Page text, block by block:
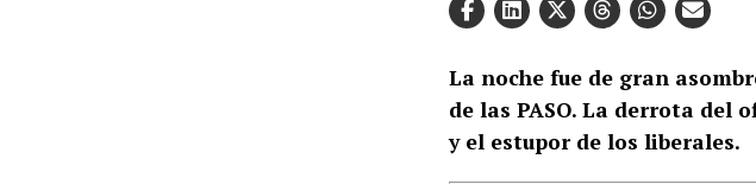
La noche fue de gran
de las PASO. La derrota
y el estupor de los liberales.